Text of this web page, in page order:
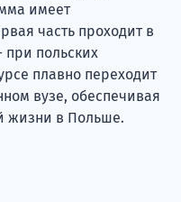
имеет
часть проходит в
польских
плавно переходит
вузе, обеспечивая
жизни в Польше.